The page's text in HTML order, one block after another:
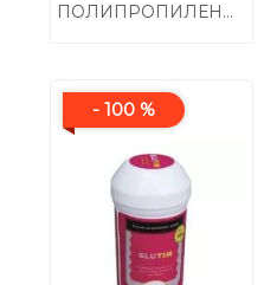
ПОЛИПРОПИЛЕНОВАЯ ТРУБА, АРМИРОВАННАЯ СТЕКЛОВОЛОКНОМ, ?40*5.5, PN20
- 100 %